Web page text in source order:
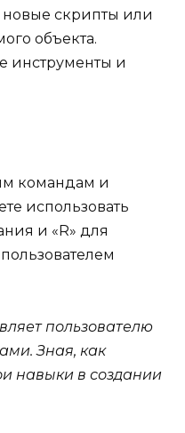
скрипты или
объекта.
инструменты и
командам и
использовать
и «R» для
пользователю
Зная, как
навыки в создании